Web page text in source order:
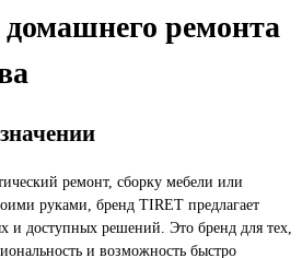
ремонта
ремонт, сборку мебели или
руками, бренд TIRET предлагает
и доступных решений. Это бренд для тех,
и возможность быстро